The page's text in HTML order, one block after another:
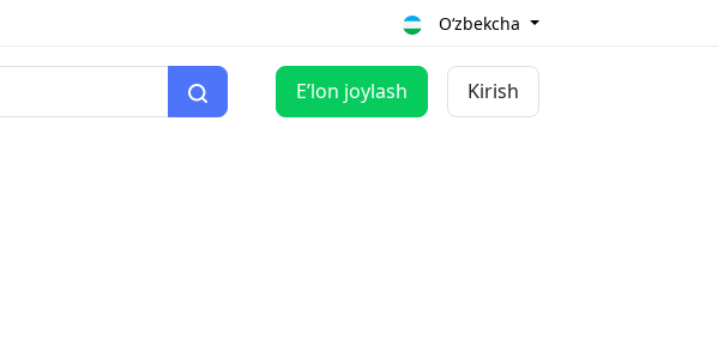
O‘zbekcha
Eʼlon joylash Kirish